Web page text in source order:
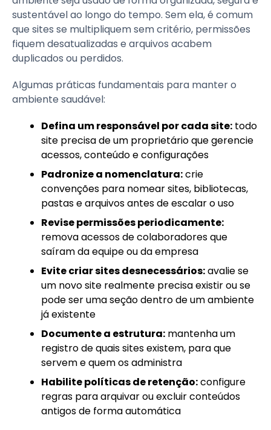
sustentável ao longo do tempo. Sem ela, é comum
que sites se multipliquem sem critério, permissões
fiquem desatualizadas e arquivos acabem
duplicados ou perdidos.
Algumas práticas fundamentais para manter o
ambiente saudável:
Defina um responsável por cada site: todo
site precisa de um proprietário que gerencie
acessos, conteúdo e configurações
Padronize a nomenclatura:crie
convenções para nomear sites, bibliotecas,
pastas e arquivos antes de escalar o uso
Revise permissões periodicamente:
remova acessos de colaboradores que
saíram da equipe ou da empresa
Evite criar sites desnecessários:avalie se
um novo site realmente precisa existir ou se
pode ser uma seção dentro de um ambiente
já existente
Documente a estrutura: mantenha um
registro de quais sites existem, para que
servem e quem os administra
Habilite políticas de retenção:configure
regras para arquivar ou excluir conteúdos
antigos de forma automática